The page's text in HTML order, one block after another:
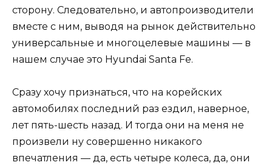
сторону. Следовательно, и автопроизводители
вместе с ним, выводя на рынок действительно
универсальные и многоцелевые машины — в
нашем случае это Hyundai Santa Fe.
Сразу хочу признаться, что на корейских
автомобилях последний раз ездил, наверное,
лет пять-шесть назад. И тогда они на меня не
произвели ну совершенно никакого
впечатления — да, есть четыре колеса, да, они